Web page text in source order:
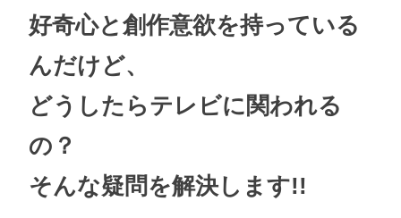
好奇心と創作意欲を持っている
んだけど、
どうしたらテレビに関われる
の？
そんな疑問を解決します!!